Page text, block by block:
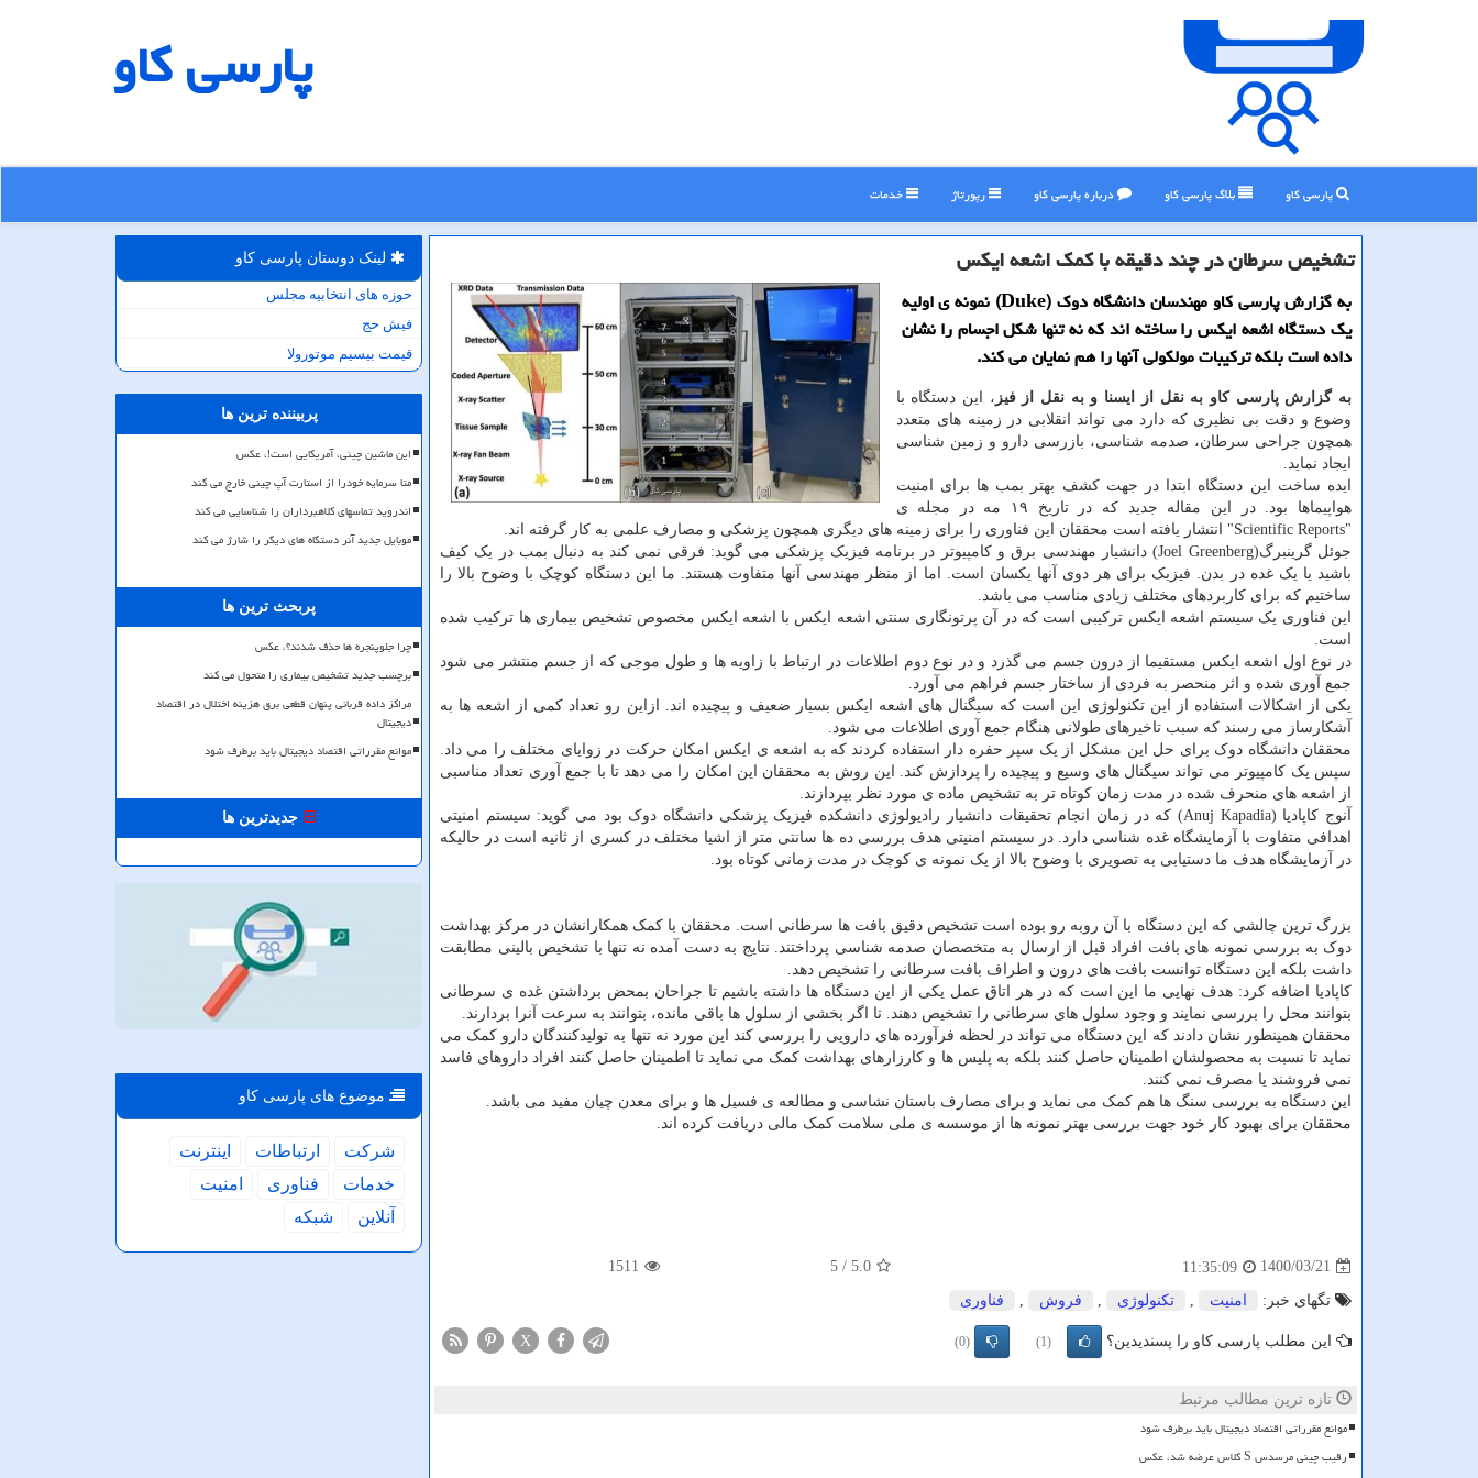
پارسی كاو
پارسی کاو بلاگ پارسی كاو درباره پارسی كاو رپورتاژ خدمات
تشخیص سرطان در چند دقیقه با كمك اشعه ایكس
به گزارش پارسی کاو مهندسان دانشگاه دوک (Duke) نمونه ی اولیه
یک دستگاه اشعه ایکس را ساخته اند که نه تنها شکل اجسام را نشان
داده است بلکه ترکیبات مولکولی آنها را هم نمایان می کند.
به گزارش پارسی کاو به نقل از ایسنا و به نقل از فیز ، این دستگاه با
وضوع و دقت بی نظیری که دارد می تواند انقلابی در زمینه های متعدد
همچون جراحی سرطان، صدمه شناسی، بازرسی دارو و زمین شناسی
ایجاد نماید.
ایده ساخت این دستگاه ابتدا در جهت کشف بهتر بمب ها برای امنیت
هواپیماها بود. در این مقاله جدید که در تاریخ ۱۹ مه در مجله ی
"Scientific Reports" انتشار یافته است محققان این فناوری را برای زمینه های دیگری همچون پزشکی و مصارف علمی به کار گرفته اند.
جوئل گرینبرگ(Joel Greenberg) دانشیار مهندسی برق و کامپیوتر در برنامه فیزیک پزشکی می گوید: فرقی نمی کند به دنبال بمب در یک کیف
باشید یا یک غده در بدن. فیزیک برای هر دوی آنها یکسان است. اما از منظر مهندسی آنها متفاوت هستند. ما این دستگاه کوچک با وضوح بالا را
ساختیم که برای کاربردهای مختلف زیادی مناسب می باشد.
این فناوری یک سیستم اشعه ایکس ترکیبی است که در آن پرتونگاری سنتی اشعه ایکس با اشعه ایکس مخصوص تشخیص بیماری ها ترکیب شده
است.
در نوع اول اشعه ایکس مستقیما از درون جسم می گذرد و در نوع دوم اطلاعات در ارتباط با زاویه ها و طول موجی که از جسم منتشر می شود
جمع آوری شده و اثر منحصر به فردی از ساختار جسم فراهم می آورد.
یکی از اشکالات استفاده از این تکنولوژی این است که سیگنال های اشعه ایکس بسیار ضعیف و پیچیده اند. ازاین رو تعداد کمی از اشعه ها به
آشکارساز می رسند که سبب تاخیرهای طولانی هنگام جمع آوری اطلاعات می شود.
محققان دانشگاه دوک برای حل این مشکل از یک سپر حفره دار استفاده کردند که به اشعه ی ایکس امکان حرکت در زوایای مختلف را می داد.
سپس یک کامپیوتر می تواند سیگنال های وسیع و پیچیده را پردازش کند. این روش به محققان این امکان را می دهد تا با جمع آوری تعداد مناسبی
از اشعه های منحرف شده در مدت زمان کوتاه تر به تشخیص ماده ی مورد نظر بپردازند.
آنوج کاپادیا (Anuj Kapadia) که در زمان انجام تحقیقات دانشیار رادیولوژی دانشکده فیزیک پزشکی دانشگاه دوک بود می گوید: سیستم امنیتی
اهدافی متفاوت با آزمایشگاه غده شناسی دارد. در سیستم امنیتی هدف بررسی ده ها سانتی متر از اشیا مختلف در کسری از ثانیه است در حالیکه
در آزمایشگاه هدف ما دستیابی به تصویری با وضوح بالا از یک نمونه ی کوچک در مدت زمانی کوتاه بود.
بزرگ ترین چالشی که این دستگاه با آن روبه رو بوده است تشخیص دقیق بافت ها سرطانی است. محققان با کمک همکارانشان در مرکز بهداشت
دوک به بررسی نمونه های بافت افراد قبل از ارسال به متخصصان صدمه شناسی پرداختند. نتایج به دست آمده نه تنها با تشخیص بالینی مطابقت
داشت بلکه این دستگاه توانست بافت های درون و اطراف بافت سرطانی را تشخیص دهد.
کاپادیا اضافه کرد: هدف نهایی ما این است که در هر اتاق عمل یکی از این دستگاه ها داشته باشیم تا جراحان بمحض برداشتن غده ی سرطانی
بتوانند محل را بررسی نمایند و وجود سلول های سرطانی را تشخیص دهند. تا اگر بخشی از سلول ها باقی مانده، بتوانند به سرعت آنرا بردارند.
محققان همینطور نشان دادند که این دستگاه می تواند در لحظه فرآورده های دارویی را بررسی کند این مورد نه تنها به تولیدکنندگان دارو کمک می
نماید تا نسبت به محصولشان اطمینان حاصل کنند بلکه به پلیس ها و کارزارهای بهداشت کمک می نماید تا اطمینان حاصل کنند افراد داروهای فاسد
نمی فروشند یا مصرف نمی کنند.
این دستگاه به بررسی سنگ ها هم کمک می نماید و برای مصارف باستان نشاسی و مطالعه ی فسیل ها و برای معدن چیان مفید می باشد.
محققان برای بهبود کار خود جهت بررسی بهتر نمونه ها از موسسه ی ملی سلامت کمک مالی دریافت کرده اند.
1400/03/21
11:35:09
5.0
/ 5
1511
تگهای خبر: امنیت تكنولوژی فروش فناوری
این مطلب پارسی کاو را پسندیدین؟ (1)
(0)
X
تازه ترین مطالب مرتبط
موانع مقرراتی اقتصاد دیجیتال باید برطرف شود
رقیب چینی مرسدس S کلاس عرضه شد، عکس
لینک دوستان پارسی كاو
حوزه های انتخابیه مجلس
فیش حج
قیمت بیسیم موتورولا
پربیننده ترین ها
این ماشین چینی، آمریکایی است!، عکس
متا سرمایه خودرا از استارت آپ چینی خارج می کند
اندروید تماسهای کلاهبرداران را شناسایی می کند
موبایل جدید آنر دستگاه های دیگر را شارژ می کند
پربحث ترین ها
چرا جلوپنجره ها حذف شدند؟، عکس
برچسب جدید تشخیص بیماری را متحول می کند
مراکز داده قربانی پنهان قطعی برق هزینه اختلال در اقتصاد
دیجیتال
موانع مقرراتی اقتصاد دیجیتال باید برطرف شود
جدیدترین ها
موضوع های پارسی كاو
شركت ارتباطات
اینترنت
خدمات
فناوری
امنیت
آنلاین
شبكه